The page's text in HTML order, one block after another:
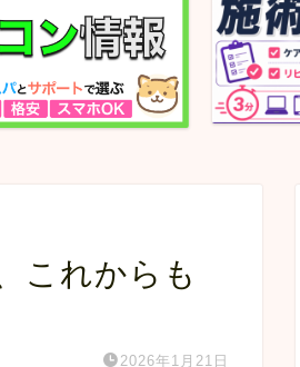
これからも
2026年1月21日